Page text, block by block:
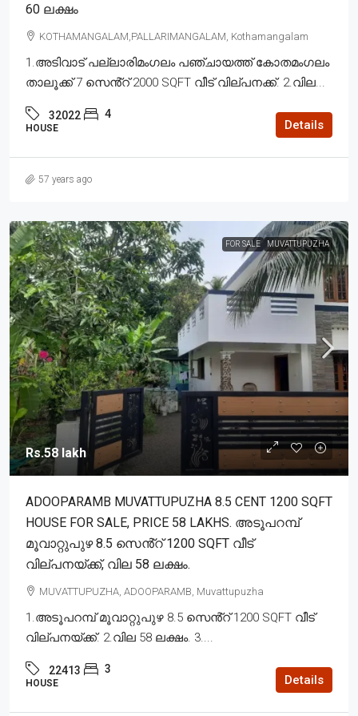
60 ലക്ഷം
KOTHAMANGALAM,PALLARIMANGALAM, Kothamangalam
1.അടിവാട് പല്ലാരിമംഗലം പഞ്ചായത്ത് കോതമംഗലം
താലൂക്ക് 7 സെൻ്റ് 2000 SQFT വീട് വില്പനക്ക്. 2.വില...
32022 4
HOUSE Details
57 years ago
FOR SALE MUVATTUPUZHA
Rs.58 lakh
ADOOPARAMB MUVATTUPUZHA 8.5 CENT 1200 SQFT
HOUSE FOR SALE, PRICE 58 LAKHS. അടൂപറമ്പ്
മൂവാറ്റുപുഴ 8.5 സെൻ്റ് 1200 SQFT വീട്
വില്പനയ്ക്ക്, വില 58 ലക്ഷം.
MUVATTUPUZHA, ADOOPARAMB, Muvattupuzha
1.അടൂപറമ്പ് മൂവാറ്റുപുഴ 8.5 സെൻ്റ് 1200 SQFT വീട്
വില്പനയ്ക്ക്. 2.വില 58 ലക്ഷം. 3....
22413 3
HOUSE Details